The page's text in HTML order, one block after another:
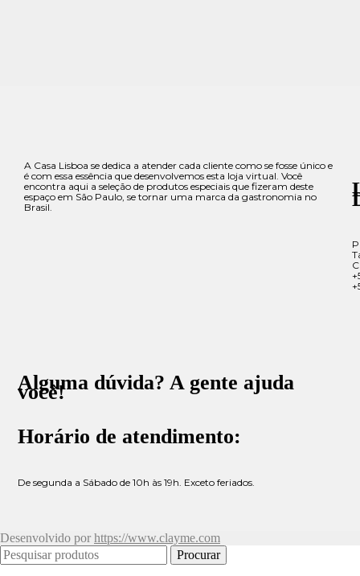
A Casa Lisboa se dedica a atender cada cliente como se fosse único e
é com essa essência que desenvolvemos esta loja virtual. Você
encontra aqui a seleção de produtos especiais que fizeram deste
espaço em São Paulo, se tornar uma marca da gastronomia no
Brasil.
Alguma dúvida? A gente ajuda
você!
Horário de atendimento:
De segunda a Sábado de 10h às 19h. Exceto feriados.
Desenvolvido por https://www.clayme.com
Procurar